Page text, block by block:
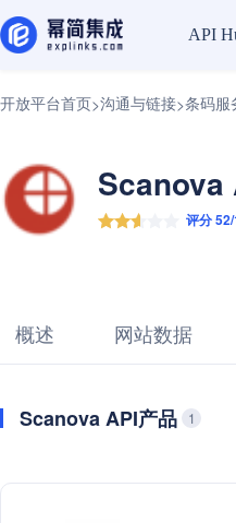
API
开放平台首页>沟通与链接>条码服
Scanova
评分
概述 网站数据
Scanova API产品 1